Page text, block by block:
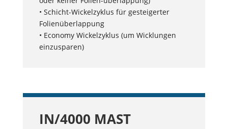
• Schicht-Wickelzyklus für gesteigerter
Folienüberlappung
• Economy Wickelzyklus (um Wicklungen
einzusparen)
IN/4000 MAST